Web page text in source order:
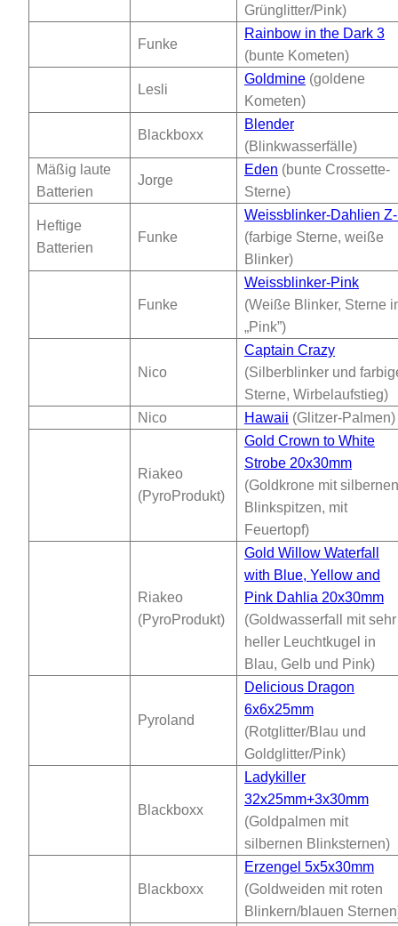
Grünglitter/Pink)
Funke
Rainbow in the Dark 3
(bunte Kometen)
Lesli
Goldmine (goldene
Kometen)
Blackboxx
Blender
(Blinkwasserfälle)
Mäßig laute
Batterien
Jorge
Eden (bunte Crossette-
Sterne)
Heftige
Batterien
Funke
Weissblinker-Dahlien
(farbige Sterne, weiße
Blinker)
Funke
Weissblinker-Pink
(Weiße Blinker, Sterne
„Pink”)
Nico
Captain Crazy
(Silberblinker und
Sterne, Wirbelaufstieg)
Nico
Hawaii (Glitzer-Palmen)
Riakeo
(PyroProdukt)
Gold Crown to White
Strobe 20x30mm
(Goldkrone mit silbernen
Blinkspitzen, mit
Feuertopf)
Riakeo
(PyroProdukt)
Gold Willow Waterfall
with Blue, Yellow and
Pink Dahlia 20x30mm
(Goldwasserfall mit sehr
heller Leuchtkugel in
Blau, Gelb und Pink)
Pyroland
Delicious Dragon
6x6x25mm
(Rotglitter/Blau und
Goldglitter/Pink)
Blackboxx
Ladykiller
32x25mm+3x30mm
(Goldpalmen mit
silbernen Blinksternen)
Blackboxx
Erzengel 5x5x30mm
(Goldweiden mit roten
Blinkern/blauen